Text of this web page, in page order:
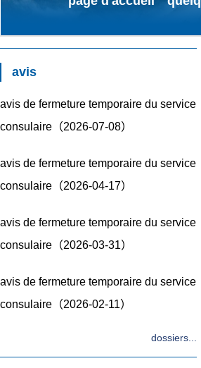
avis
avis de fermeture temporaire du service
consulaire（2026-07-08）
avis de fermeture temporaire du service
consulaire（2026-04-17）
avis de fermeture temporaire du service
consulaire（2026-03-31）
avis de fermeture temporaire du service
consulaire（2026-02-11）
dossiers...